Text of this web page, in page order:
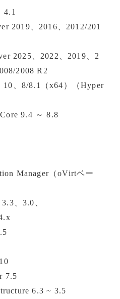
4.1
2019、2016、2012/201
2025、2022、2019、2
2008 R2
、8/8.1（x64）（Hyper
9.4 ～ 8.8
Manager（oVirtベー
、3.0、
7.5
6.3 ~ 3.5